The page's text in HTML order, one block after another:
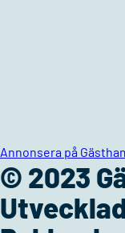
Annonsera på
© 2023